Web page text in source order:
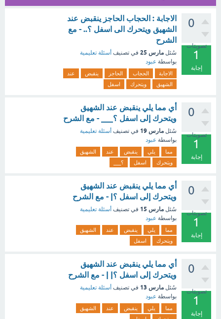
0
تصويتات
1
إجابة
الاجابة : الحجاب الحاجز ينقبض عند
الشهيق ويتحرك الى اسفل ؟.. - مع
الشرح
سُئل مارس 25 في تصنيف أسئلة تعليمية
بواسطة عبود
الاجابة الحجاب الحاجز ينقبض
عند
الشهيق
ويتحرك اسفل
0
تصويتات
1
إجابة
أي مما يلي ينقبض عند الشهيق
ويتحرك إلى اسفل ؟___ - مع الشرح
سُئل مارس 19 في تصنيف أسئلة تعليمية
بواسطة عبود
مما يلي ينقبض عند
الشهيق
ويتحرك
اسفل ؟___
0
تصويتات
1
إجابة
أي مما يلي ينقبض عند الشهيق
ويتحرك إلى اسفل ؟| - مع الشرح
سُئل مارس 15 في تصنيف أسئلة تعليمية
بواسطة عبود
مما يلي ينقبض عند
الشهيق
ويتحرك
اسفل
0
تصويتات
1
إجابة
أي مما يلي ينقبض عند الشهيق
ويتحرك إلى اسفل ؟| | - مع الشرح
سُئل مارس 13 في تصنيف أسئلة تعليمية
بواسطة عبود
مما يلي ينقبض عند
الشهيق